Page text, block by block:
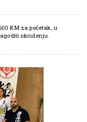
KM za početak, u
okruženju.